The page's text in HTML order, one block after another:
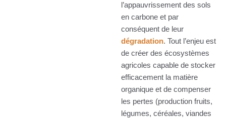
l’appauvrissement des sols
en carbone et par
conséquent de leur
dégradation. Tout l’enjeu est
de créer des écosystèmes
agricoles capable de stocker
efficacement la matière
organique et de compenser
les pertes (production fruits,
légumes, céréales, viandes